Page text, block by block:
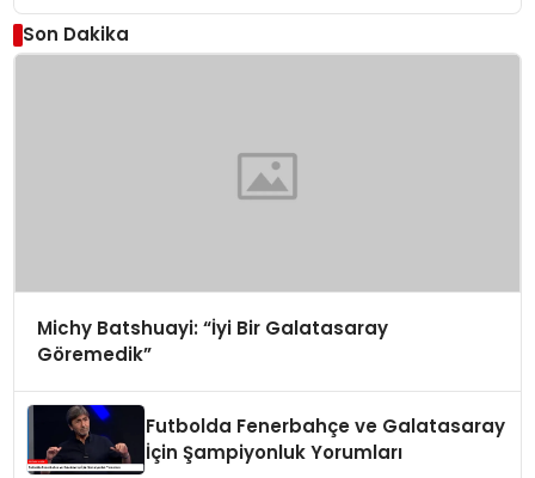
Son Dakika
Michy Batshuayi: “İyi Bir Galatasaray
Göremedik”
Futbolda Fenerbahçe ve Galatasaray
İçin Şampiyonluk Yorumları